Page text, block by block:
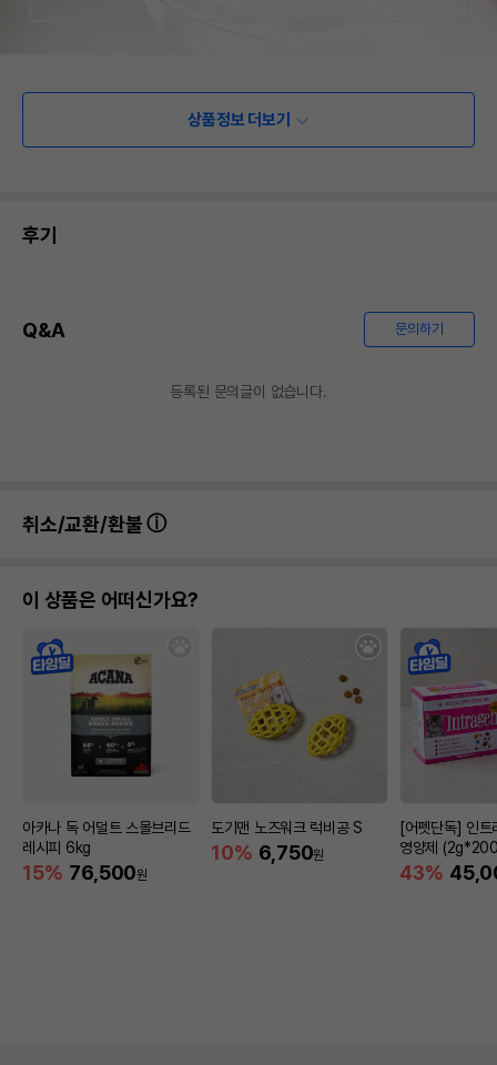
상품정보 더보기
후기
Q&A 문의하기
등록된 문의글이 없습니다.
취소/교환/환불
이 상품은 어떠신가요?
아카나 독 어덜트 스몰브리드
레시피 6kg
15% 76,500원
도기맨 노즈워크 럭비공 S
10% 6,750원
[어펫단독] 인트
영양제
43%